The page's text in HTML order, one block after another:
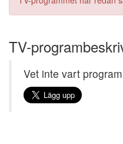
TV-
Vet inte vart